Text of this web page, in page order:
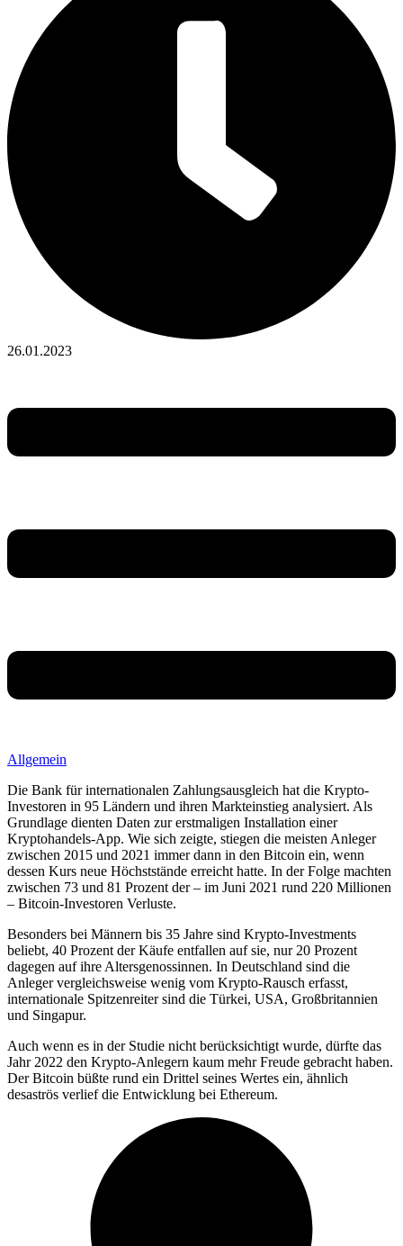
26.01.2023
Allgemein
Die Bank für internationalen Zahlungsausgleich hat die Krypto-
Investoren in 95 Ländern und ihren Markteinstieg analysiert. Als
Grundlage dienten Daten zur erstmaligen Installation einer
Kryptohandels-App. Wie sich zeigte, stiegen die meisten Anleger
zwischen 2015 und 2021 immer dann in den Bitcoin ein, wenn
dessen Kurs neue Höchststände erreicht hatte. In der Folge machten
zwischen 73 und 81 Prozent der – im Juni 2021 rund 220 Millionen
– Bitcoin-Investoren Verluste.
Besonders bei Männern bis 35 Jahre sind Krypto-Investments
beliebt, 40 Prozent der Käufe entfallen auf sie, nur 20 Prozent
dagegen auf ihre Altersgenossinnen. In Deutschland sind die
Anleger vergleichsweise wenig vom Krypto-Rausch erfasst,
internationale Spitzenreiter sind die Türkei, USA, Großbritannien
und Singapur.
Auch wenn es in der Studie nicht berücksichtigt wurde, dürfte das
Jahr 2022 den Krypto-Anlegern kaum mehr Freude gebracht haben.
Der Bitcoin büßte rund ein Drittel seines Wertes ein, ähnlich
desaströs verlief die Entwicklung bei Ethereum.